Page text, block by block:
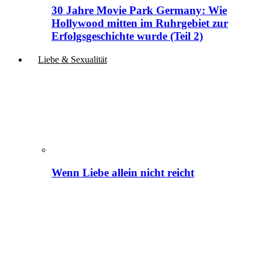
30 Jahre Movie Park Germany: Wie
Hollywood mitten im Ruhrgebiet zur
Erfolgsgeschichte wurde (Teil 2)
Liebe & Sexualität
Wenn Liebe allein nicht reicht